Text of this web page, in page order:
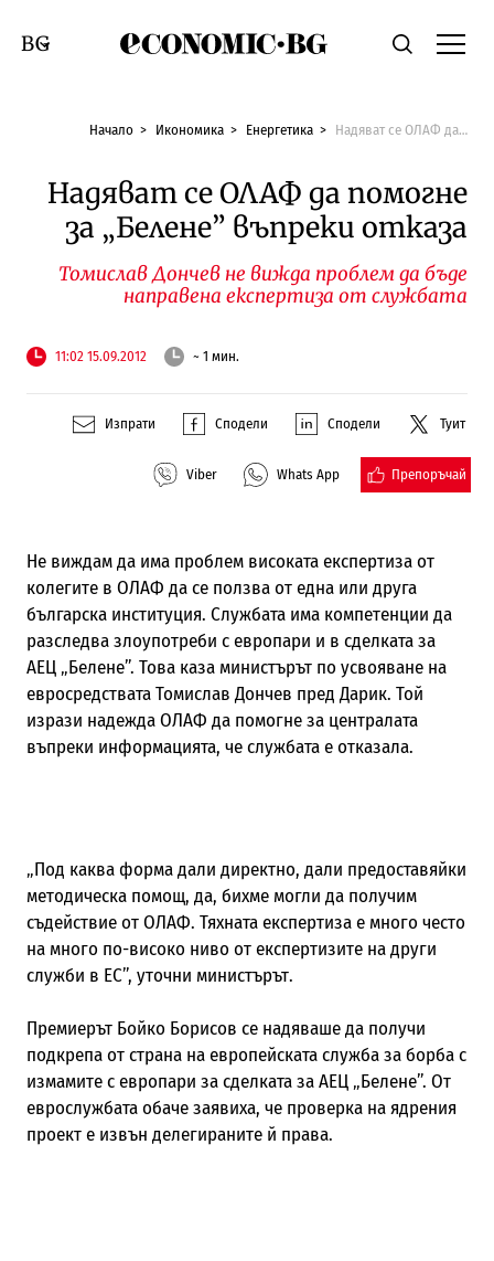
Economic.bgТърсене
Смяна на език
Начало Икономика Енергетика Надяват се ОЛАФ да помогне за „Белене” въпреки отказа
Надяват се ОЛАФ да помогне
за „Белене” въпреки отказа
Томислав Дончев не вижда проблем да бъде
направена експертиза от службата
11:02 15.09.2012 ~ 1 мин.
Изпрати Сподели Сподели Туит
Viber Whats App Препоръчай
Не виждам да има проблем високата експертиза от
колегите в ОЛАФ да се ползва от една или друга
българска институция. Службата има компетенции да
разследва злоупотреби с европари и в сделката за
АЕЦ „Белене”. Това каза министърът по усвояване на
евросредствата Томислав Дончев пред Дарик. Той
изрази надежда ОЛАФ да помогне за централата
въпреки информацията, че службата е отказала.
„Под каква форма дали директно, дали предоставяйки
методическа помощ, да, бихме могли да получим
съдействие от ОЛАФ. Тяхната експертиза е много често
на много по-високо ниво от експертизите на други
служби в ЕС”, уточни министърът.
Премиерът Бойко Борисов се надяваше да получи
подкрепа от страна на европейската служба за борба с
измамите с европари за сделката за АЕЦ „Белене”. От
еврослужбата обаче заявиха, че проверка на ядрения
проект е извън делегираните й права.